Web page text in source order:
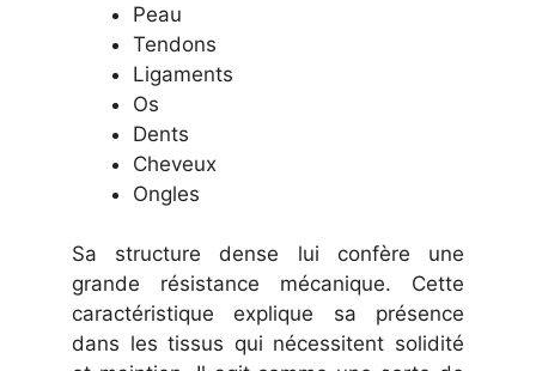
Peau
Tendons
Ligaments
Os
Dents
Cheveux
Ongles
Sa structure dense lui confère une
grande résistance mécanique. Cette
caractéristique explique sa présence
dans les tissus qui nécessitent solidité